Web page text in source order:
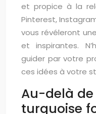
et propice à la
Pinterest,
vous révéleront
et inspirantes.
guider par votre
ces idées à votre
Au-delà
turquoise